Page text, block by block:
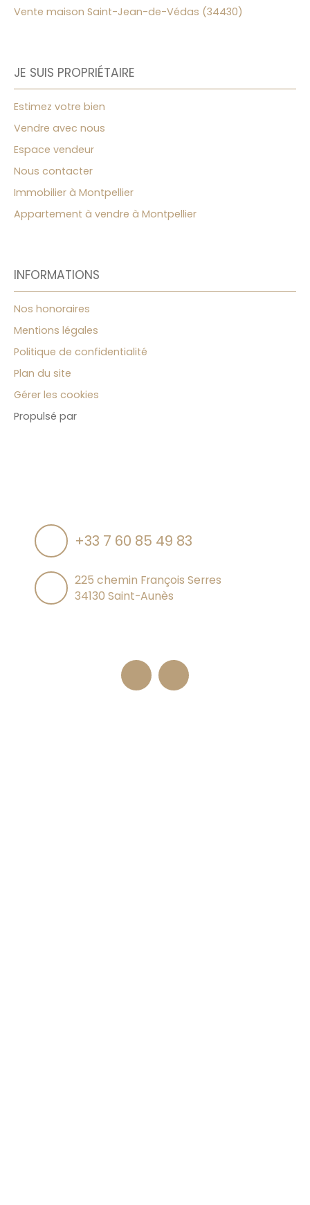
Vente maison Saint-Jean-de-Védas (34430)
JE SUIS PROPRIÉTAIRE
Estimez votre bien
Vendre avec nous
Espace vendeur
Nous contacter
Immobilier à Montpellier
Appartement à vendre à Montpellier
INFORMATIONS
Nos honoraires
Mentions légales
Politique de confidentialité
Plan du site
Gérer les cookies
Propulsé par
+33 7 60 85 49 83
225 chemin François Serres
34130 Saint-Aunès